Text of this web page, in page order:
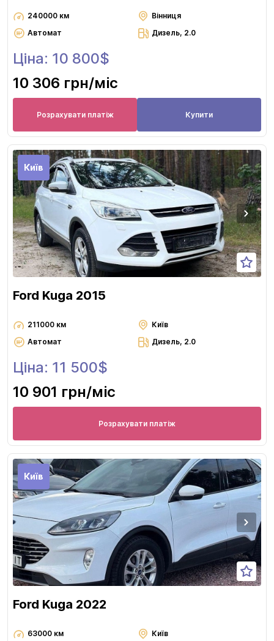
240000 км
Вінниця
Автомат
Дизель, 2.0
Ціна: 10 800$
10 306 грн/міс
Розрахувати платіж Купити
Київ
Ford Kuga 2015
211000 км
Київ
Автомат
Дизель, 2.0
Ціна: 11 500$
10 901 грн/міс
Розрахувати платіж
Київ
Ford Kuga 2022
63000 км Київ